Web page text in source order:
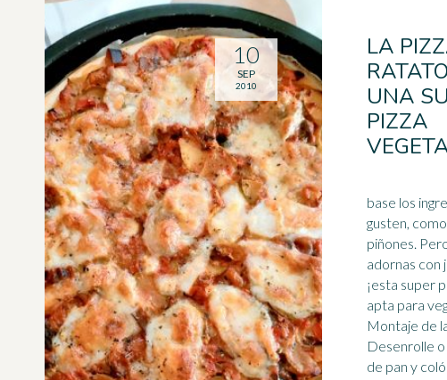
LA
UNA
PIZZA
base los
gusten,
piñones.
adornas con
¡esta super
apta para
Montaje de
Desenrolle
de pan y
10
SEP
2010